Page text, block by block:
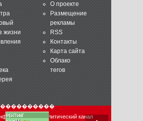
жизни
О проекте
Размещение
рекламы
RSS
Контакты
Карта сайта
Облако
тегов
аналитический канал